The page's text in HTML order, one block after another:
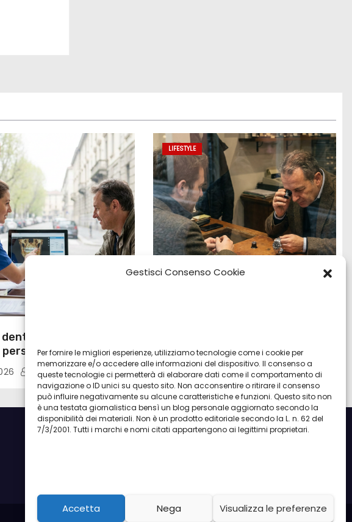
Gestisci Consenso Cookie
Per fornire le migliori esperienze, utilizziamo tecnologie come i cookie per
memorizzare e/o accedere alle informazioni del dispositivo. Il consenso a
queste tecnologie ci permetterà di elaborare dati come il comportamento di
navigazione o ID unici su questo sito. Non acconsentire o ritirare il consenso
può influire negativamente su alcune caratteristiche e funzioni. Questo sito non
è una testata giornalistica bensì un blog personale aggiornato secondo la
disponibilità dei materiali. Non è un prodotto editoriale secondo la L. n. 62 del
7/3/2001. Tutti i marchi e nomi citati appartengono ai legittimi proprietari.
Accetta Nega Visualizza le preferenze
Torino:
e
Admin
LIFESTYLE
migliori modelli usati
Lug 8, 2026 Admin